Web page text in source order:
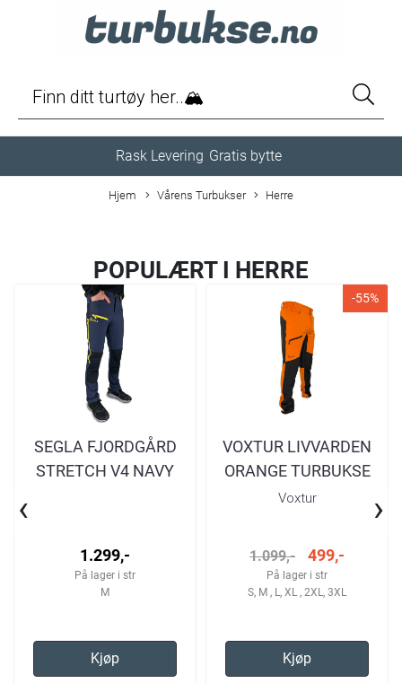
Rask Levering Gratis bytte
Hjem Vårens Turbukser Herre
POPULÆRT I HERRE
SEGLA FJORDGÅRD
STRETCH V4 NAVY
1.299,-
På lager i str
M
Kjøp
-55%
VOXTUR LIVVARDEN
ORANGE TURBUKSE
HERRE
Voxtur
1.099,- 499,-
På lager i str
S, M , L, XL , 2XL, 3XL
Kjøp
‹ ›